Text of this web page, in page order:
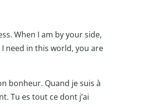
When I am by your side,
need in this world, you are
bonheur. Quand je suis à
Tu es tout ce dont j’ai